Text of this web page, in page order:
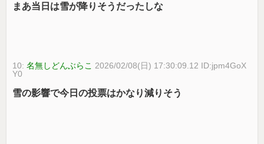
まあ当日は雪が降りそうだったしな
10:名無しどんぶらこ 2026/02/08(日) 17:30:09.12 ID:jpm4GoX
Y0
雪の影響で今日の投票はかなり減りそう